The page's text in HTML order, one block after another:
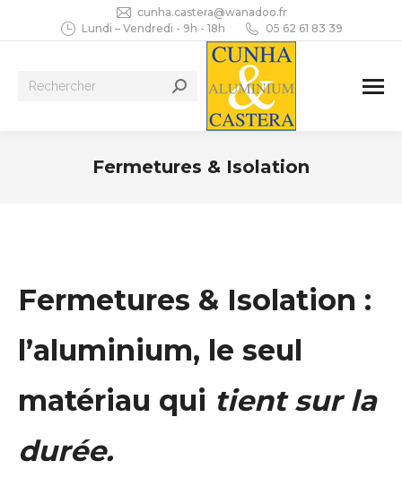
cunha.castera@wanadoo.fr
Lundi – Vendredi - 9h - 18h
05 62 61 83 39
Recherche
Fermetures & Isolation
Fermetures & Isolation :
l’aluminium, le seul
matériau qui tient sur la
durée.